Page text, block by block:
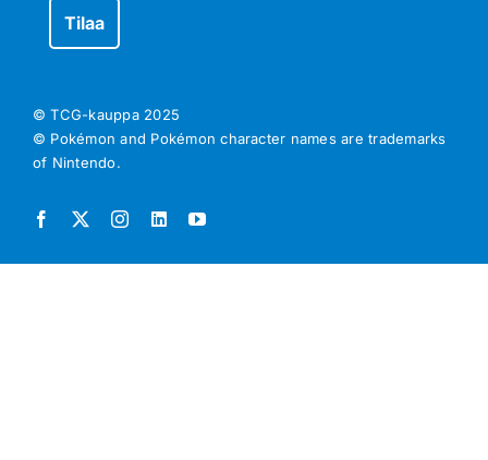
© TCG-kauppa 2025
© Pokémon and Pokémon character names are trademarks
of Nintendo.